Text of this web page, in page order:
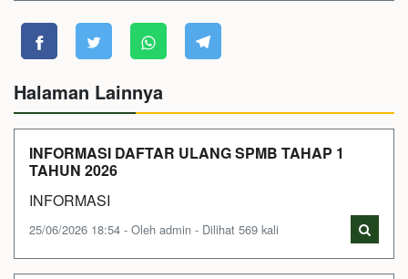
Halaman Lainnya
INFORMASI DAFTAR ULANG SPMB TAHAP 1
TAHUN 2026
INFORMASI
25/06/2026 18:54 - Oleh admin - Dilihat 569 kali